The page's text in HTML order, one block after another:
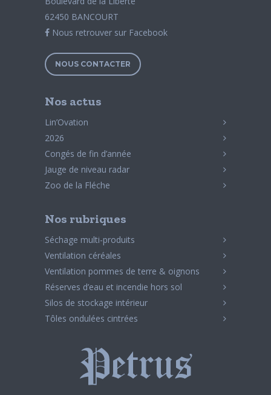
62450 BANCOURT
Nous retrouver sur Facebook
NOUS CONTACTER
Nos actus
Lin’Ovation
2026
Congés de fin d’année
Jauge de niveau radar
Zoo de la Fléche
Nos rubriques
Séchage multi-produits
Ventilation céréales
Ventilation pommes de terre & oignons
Réserves d’eau et incendie hors sol
Silos de stockage intérieur
Tôles ondulées cintrées